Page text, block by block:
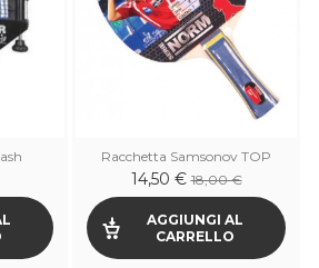
Racchetta Samsonov TOP
14,50 €18,00 €
AGGIUNGI AL
CARRELLO